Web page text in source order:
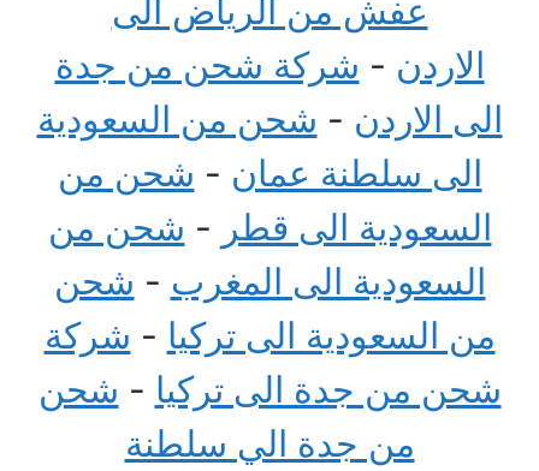
عفش من الرياض الى
الاردن - شركة شحن من جدة
الى الاردن - شحن من السعودية
الى سلطنة عمان - شحن من
السعودية الى قطر - شحن من
السعودية الى المغرب - شحن
من السعودية الى تركيا - شركة
شحن من جدة الى تركيا - شحن
من جدة الي سلطنة